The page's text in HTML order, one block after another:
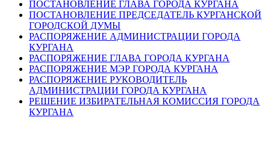
ПОСТАНОВЛЕНИЕ ГЛАВА ГОРОДА КУРГАНА
ПОСТАНОВЛЕНИЕ ПРЕДСЕДАТЕЛЬ КУРГАНСКОЙ
ГОРОДСКОЙ ДУМЫ
РАСПОРЯЖЕНИЕ АДМИНИСТРАЦИИ ГОРОДА
КУРГАНА
РАСПОРЯЖЕНИЕ ГЛАВА ГОРОДА КУРГАНА
РАСПОРЯЖЕНИЕ МЭР ГОРОДА КУРГАНА
РАСПОРЯЖЕНИЕ РУКОВОДИТЕЛЬ
АДМИНИСТРАЦИИ ГОРОДА КУРГАНА
РЕШЕНИЕ ИЗБИРАТЕЛЬНАЯ КОМИССИЯ ГОРОДА
КУРГАНА